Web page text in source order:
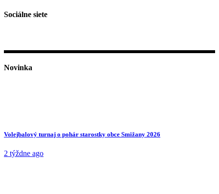
Sociálne siete
Novinka
Volejbalový turnaj o pohár starostky obce Smižany 2026
2 týždne ago